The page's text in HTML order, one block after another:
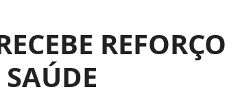
REFORÇO